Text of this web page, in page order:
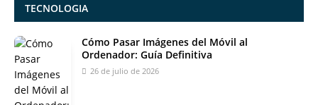
TECNOLOGIA
Cómo Pasar Imágenes del Móvil al
Ordenador: Guía Definitiva
26 de julio de 2026